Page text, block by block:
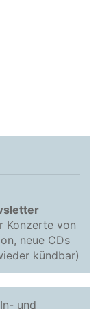
Konzerte von
neue CDs
kündbar)
und